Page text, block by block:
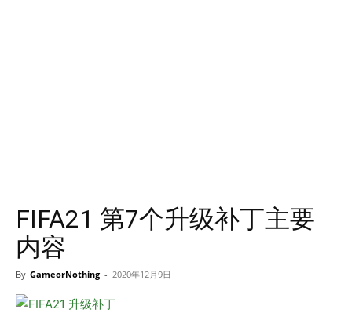
FIFA21 第7个升级补丁主要
内容
By GameorNothing - 2020年12月9日